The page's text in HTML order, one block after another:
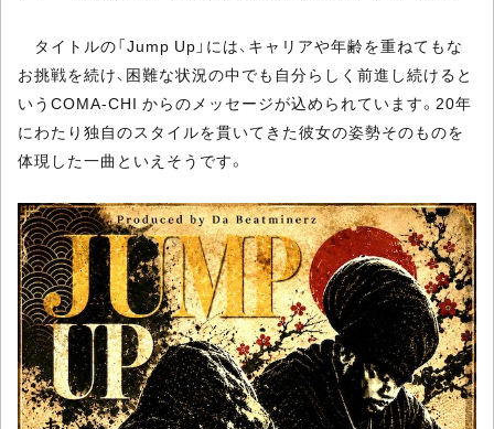
タイトルの「Jump Up」には、キャリアや年齢を重ねてもな
お挑戦を続け、困難な状況の中でも自分らしく前進し続けると
いうCOMA-CHI からのメッセージが込められています。20年
にわたり独自のスタイルを貫いてきた彼女の姿勢そのものを
体現した一曲といえそうです。